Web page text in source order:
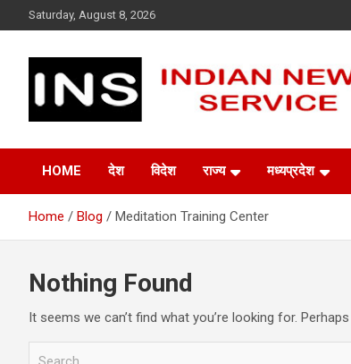
to
Saturday, August 8, 2026
Indian News Service
HOME देश विदेश राज्य मध्यप्रदेश
Home Blog Meditation Training Center
Nothing Found
It seems we can’t find what you’re looking for.